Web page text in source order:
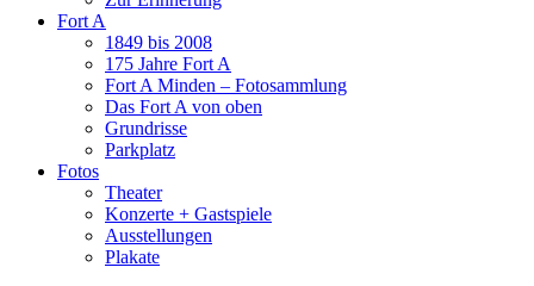
Fort A
1849 bis 2008
175 Jahre Fort A
Fort A Minden – Fotosammlung
Das Fort A von oben
Grundrisse
Parkplatz
Fotos
Theater
Konzerte + Gastspiele
Ausstellungen
Plakate